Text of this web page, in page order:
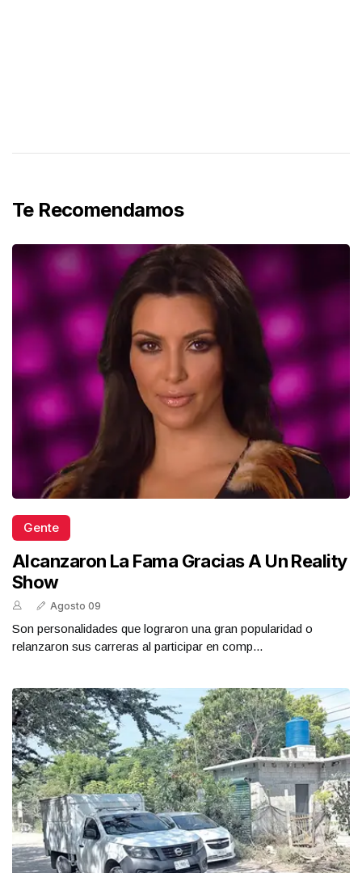
Te Recomendamos
Gente
Alcanzaron La Fama Gracias A Un Reality
Show
Agosto 09
Son personalidades que lograron una gran popularidad o
relanzaron sus carreras al participar en comp...